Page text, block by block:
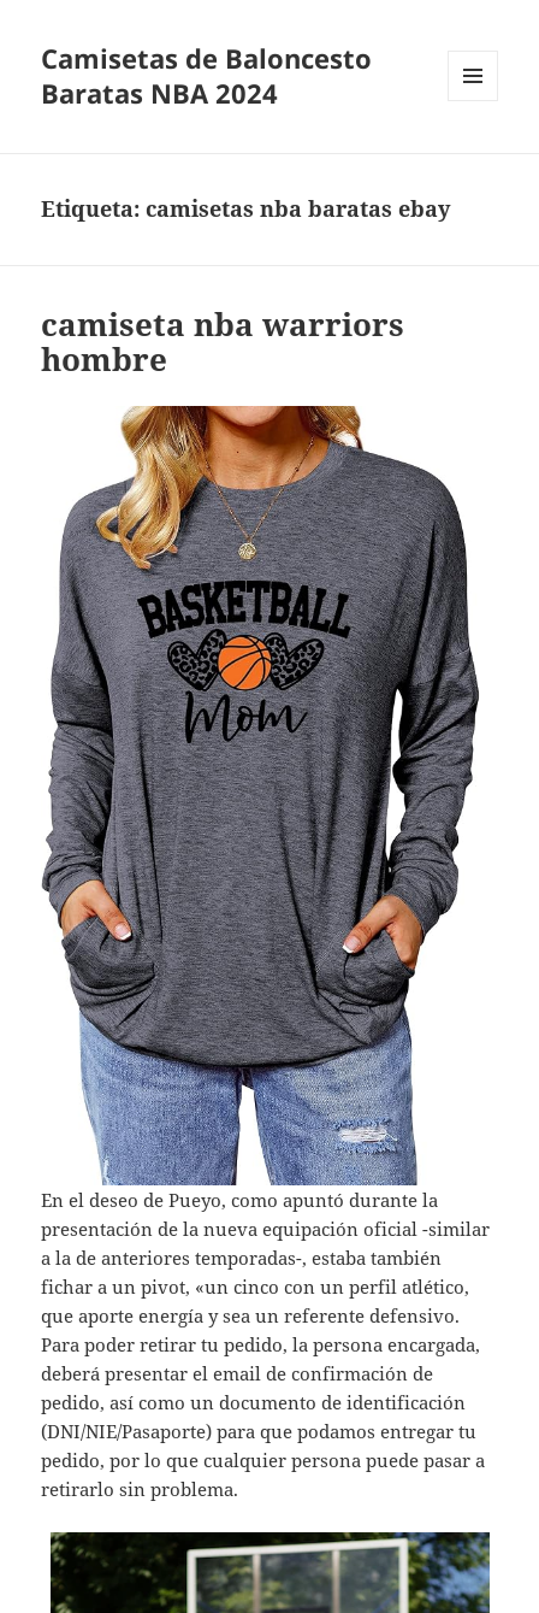
Camisetas de Baloncesto
Baratas NBA 2024
Etiqueta:camisetas nba baratas ebay
camiseta nba warriors
hombre
En el deseo de Pueyo, como apuntó durante la
presentación de la nueva equipación oficial -similar
a la de anteriores temporadas-, estaba también
fichar a un pivot, «un cinco con un perfil atlético,
que aporte energía y sea un referente defensivo.
Para poder retirar tu pedido, la persona encargada,
deberá presentar el email de confirmación de
pedido, así como un documento de identificación
(DNI/NIE/Pasaporte) para que podamos entregar tu
pedido, por lo que cualquier persona puede pasar a
retirarlo sin problema.